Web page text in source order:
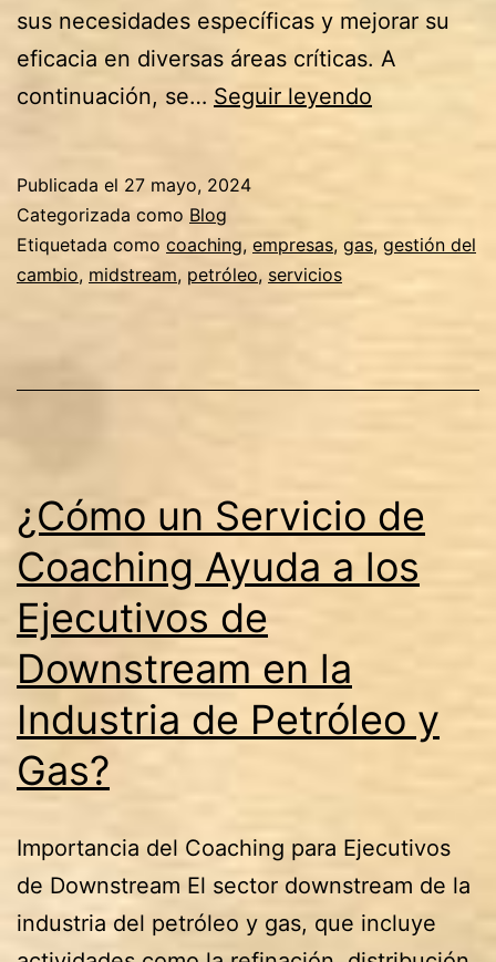
sus necesidades específicas y mejorar su
eficacia en diversas áreas críticas. A
continuación, se… Seguir leyendo
Coaching
Ejecutivos
en
la
Industria
Gas?
Publicada el 27 mayo, 2024
Categorizada como Blog
Etiquetada como coaching, empresas, gas, gestión del
cambio, midstream, petróleo, servicios
¿Cómo un Servicio de
Coaching Ayuda a los
Ejecutivos de
Downstream en la
Industria de Petróleo y
Gas?
Importancia del Coaching para Ejecutivos
de Downstream El sector downstream de la
industria del petróleo y gas, que incluye